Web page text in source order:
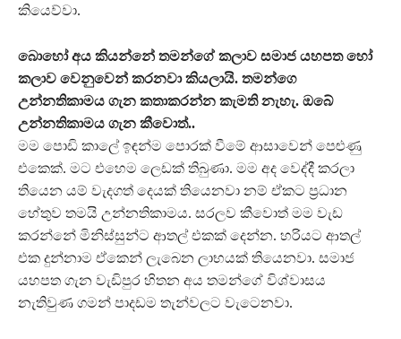
කියෙව්වා.
බොහෝ අය කියන්නේ තමන්ගේ කලාව සමාජ යහපත හෝ
කලාව වෙනුවෙන් කරනවා කියලායි. තමන්ගෙ
උන්නතිකාමය ගැන කතාකරන්න කැමති නැහැ. ඔබේ
උන්නතිකාමය ගැන කීවොත්..
මම පොඩි කාලේ ඉඳන්ම පොරක් වීමේ ආසාවෙන් පෙළුණු
එකෙක්. මට එහෙම ලෙඩක් තිබුණා. මම අද වෙද්දී කරලා
තියෙන යම් වැදගත් දෙයක් තියෙනවා නම් ඒකට ප්‍රධාන
හේතුව තමයි උන්නතිකාමය. සරලව කීවොත් මම වැඩ
කරන්නේ මිනිස්සුන්ට ආතල් එකක් දෙන්න. හරියට ආතල්
එක දුන්නාම ඒකෙන් ලැබෙන ලාභයක් තියෙනවා. සමාජ
යහපත ගැන වැඩිපුර හිතන අය තමන්ගේ විශ්වාසය
නැතිවුණ ගමන් පාදඩම තැන්වලට වැටෙනවා.